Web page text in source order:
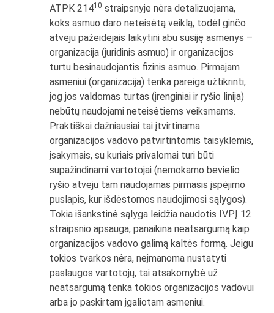
ATPK 21410 straipsnyje nėra detalizuojama,
koks asmuo daro neteisėtą veiklą, todėl ginčo
atveju pažeidėjais laikytini abu susiję asmenys –
organizacija (juridinis asmuo) ir organizacijos
turtu besinaudojantis fizinis asmuo. Pirmajam
asmeniui (organizacija) tenka pareiga užtikrinti,
jog jos valdomas turtas (įrenginiai ir ryšio linija)
nebūtų naudojami neteisėtiems veiksmams.
Praktiškai dažniausiai tai įtvirtinama
organizacijos vadovo patvirtintomis taisyklėmis,
įsakymais, su kuriais privalomai turi būti
supažindinami vartotojai (nemokamo bevielio
ryšio atveju tam naudojamas pirmasis įspėjimo
puslapis, kur išdėstomos naudojimosi sąlygos).
Tokia išankstinė sąlyga leidžia naudotis IVPĮ 12
straipsnio apsauga, panaikina neatsargumą kaip
organizacijos vadovo galimą kaltės formą. Jeigu
tokios tvarkos nėra, neįmanoma nustatyti
paslaugos vartotojų, tai atsakomybė už
neatsargumą tenka tokios organizacijos vadovui
arba jo paskirtam įgaliotam asmeniui.